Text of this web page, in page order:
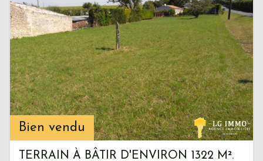
Bien vendu
TERRAIN À BÂTIR D'ENVIRON 1322 M².